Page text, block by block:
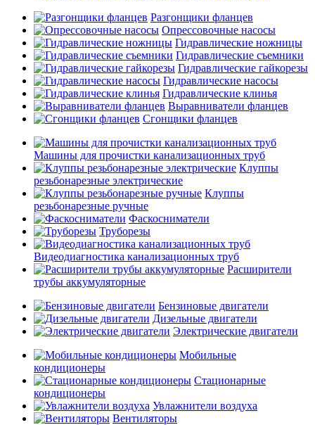
Разгонщики фланцев
Опрессовочные насосы
Гидравлические ножницы
Гидравлические съемники
Гидравлические гайкорезы
Гидравлические насосы
Гидравлические клинья
Выравниватели фланцев
Сгонщики фланцев
Машины для прочистки канализационных труб
Клуппы
резьбонарезные электрические
Клуппы
резьбонарезные ручные
Фаскосниматели
Труборезы
Видеодиагностика канализационных труб
Расширители
трубы аккумуляторные
Бензиновые двигатели
Дизельные двигатели
Электрические двигатели
Мобильные
кондиционеры
Стационарные
кондиционеры
Увлажнители воздуха
Вентиляторы